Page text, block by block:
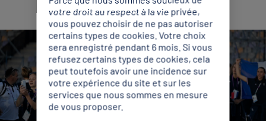
votre droit au respect à la vie privée,
vous pouvez choisir de ne pas autoriser
certains types de cookies. Votre choix
sera enregistré pendant 6 mois. Si vous
refusez certains types de cookies, cela
peut toutefois avoir une incidence sur
votre expérience du site et sur les
services que nous sommes en mesure
de vous proposer.